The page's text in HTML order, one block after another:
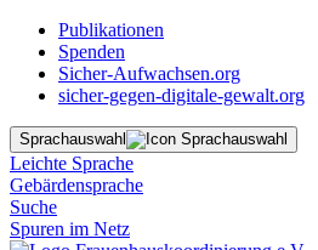
Publikationen
Spenden
Sicher-Aufwachsen.org
sicher-gegen-digitale-gewalt.org
Sprachauswahl
Leichte Sprache
Gebärdensprache
Suche
Spuren im Netz